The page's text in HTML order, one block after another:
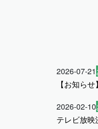
2026-07-21
【お知ら
2026-02-10
テレビ放映